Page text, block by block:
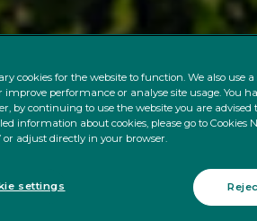
cookies for the website to function. We also use
performance or analyse site usage. You
by continuing to use the website you are
information about cookies, please go to Cookies
or adjust directly in your browser.
settings